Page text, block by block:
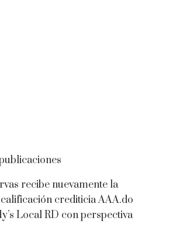
recibe nuevamente la
crediticia AAA.do
Local RD con perspectiva